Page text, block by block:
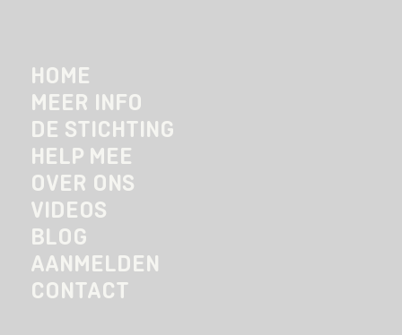
HOME
MEER INFO
DE STICHTING
HELP MEE
OVER ONS
VIDEOS
BLOG
AANMELDEN
CONTACT